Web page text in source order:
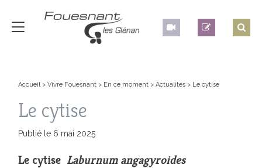
Accueil>Vivre Fouesnant > En ce moment >Actualités > Le cytise
Le cytise
Publié le 6 mai 2025
Le cytise Laburnum angagyroides